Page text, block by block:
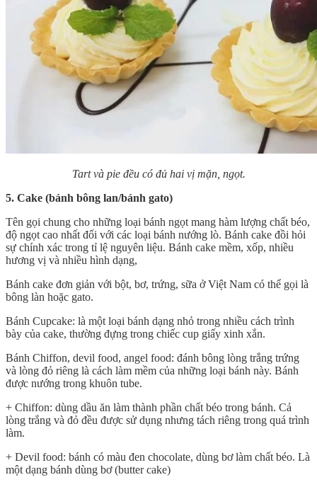
Tart và pie đều có đủ hai vị mặn, ngọt.
5. Cake (bánh bông lan/bánh gato)
Tên gọi chung cho những loại bánh ngọt mang hàm lượng chất béo,
độ ngọt cao nhất đối với các loại bánh nướng lò. Bánh cake đồi hỏi
sự chính xác trong tỉ lệ nguyên liệu. Bánh cake mềm, xốp, nhiều
hương vị và nhiều hình dạng,
Bánh cake đơn giản với bột, bơ, trứng, sữa ở Việt Nam có thể gọi là
bông làn hoặc gato.
Bánh Cupcake: là một loại bánh dạng nhỏ trong nhiều cách trình
bày của cake, thường đựng trong chiếc cup giấy xinh xắn.
Bánh Chiffon, devil food, angel food: đánh bông lòng trắng trứng
và lòng đỏ riêng là cách làm mềm của những loại bánh này. Bánh
được nướng trong khuôn tube.
+ Chiffon: dùng dầu ăn làm thành phần chất béo trong bánh. Cả
lòng trắng và đỏ đều được sử dụng nhưng tách riêng trong quá trình
làm.
+ Devil food: bánh có màu đen chocolate, dùng bơ làm chất béo. Là
một dạng bánh dùng bơ (butter cake)